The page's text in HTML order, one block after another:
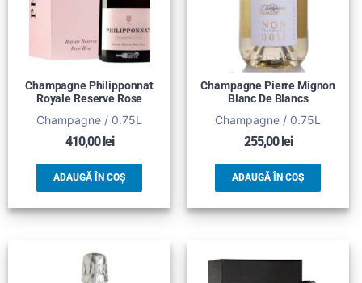
Champagne Philipponnat
Royale Reserve Rose
Champagne / 0.75L
410,00 lei
ADAUGĂ ÎN COȘ
Champagne Pierre Mignon
Blanc De Blancs
Champagne / 0.75L
255,00 lei
ADAUGĂ ÎN COȘ